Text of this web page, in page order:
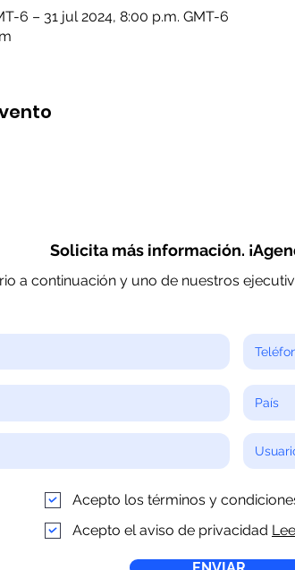
6 – 31 jul 2024, 8:00 p.m. GMT-6
Solicita más información.
a continuación y uno de nuestros
Acepto los términos y
Acepto el aviso de privacidad